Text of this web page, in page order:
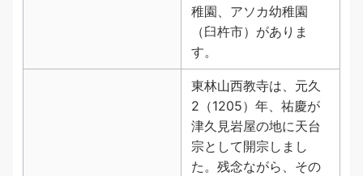
稚園、アソカ幼稚園
（臼杵市）がありま
す。
東林山西教寺は、元久
2（1205）年、祐慶が
津久見岩屋の地に天台
宗として開宗しまし
た。残念ながら、その